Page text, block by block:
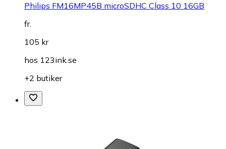
Philips FM16MP45B microSDHC Class 10 16GB
fr.
105 kr
hos 123ink.se
+2 butiker